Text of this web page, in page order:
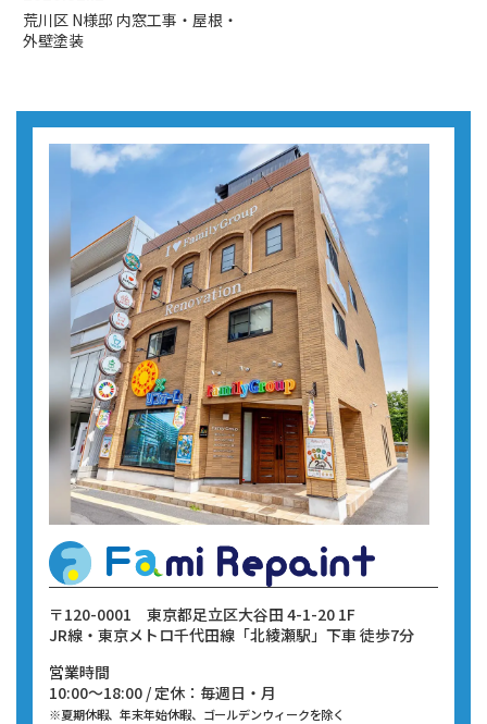
荒川区 N様邸 内窓工事・屋根・
外壁塗装
〒120-0001 東京都足立区大谷田 4-1-20 1F
JR線・東京メトロ千代田線 「北綾瀬駅」下車 徒歩7分
営業時間
10:00～18:00 / 定休：毎週日・月
※夏期休暇、年末年始休暇、ゴールデンウィークを除く